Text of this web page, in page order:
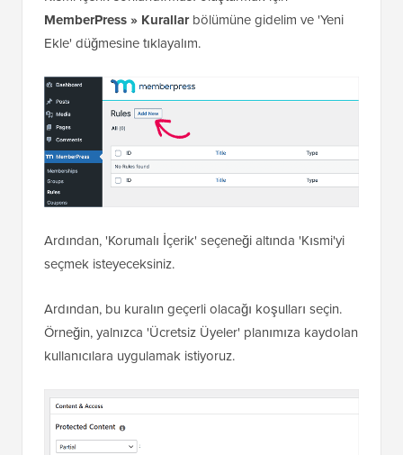
MemberPress » Kurallarbölümüne gidelim ve 'Yeni
Ekle' düğmesine tıklayalım.
Ardından, 'Korumalı İçerik' seçeneği altında 'Kısmi'yi
seçmek isteyeceksiniz.
Ardından, bu kuralın geçerli olacağı koşulları seçin.
Örneğin, yalnızca 'Ücretsiz Üyeler' planımıza kaydolan
kullanıcılara uygulamak istiyoruz.